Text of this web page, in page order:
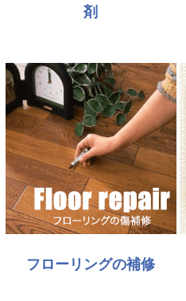
剤
フローリングの補修